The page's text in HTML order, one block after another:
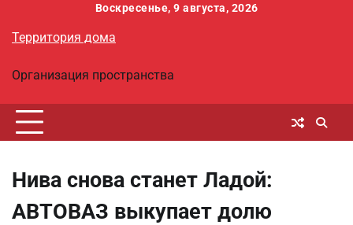
содержимому
Воскресенье, 9 августа, 2026
Территория дома
Организация пространства
Нива снова станет Ладой:
АВТОВАЗ выкупает долю